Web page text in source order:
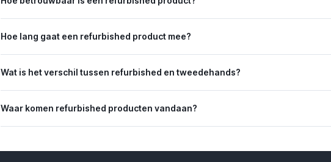
Hoe lang gaat een refurbished product mee?
Wat is het verschil tussen refurbished en tweedehands?
Waar komen refurbished producten vandaan?